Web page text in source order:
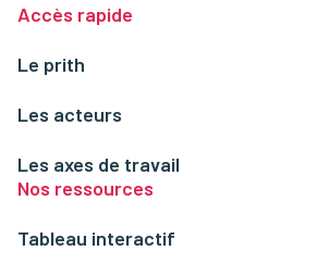
Accès rapide
Le prith
Les acteurs
Les axes de travail
Nos ressources
Tableau interactif